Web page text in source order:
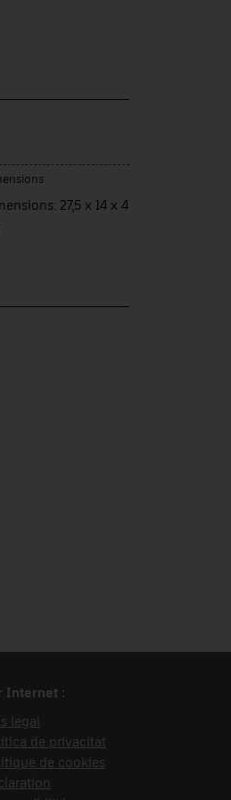
27,5 x 14 x 4
Internet :
legal
de privacitat
de cookies